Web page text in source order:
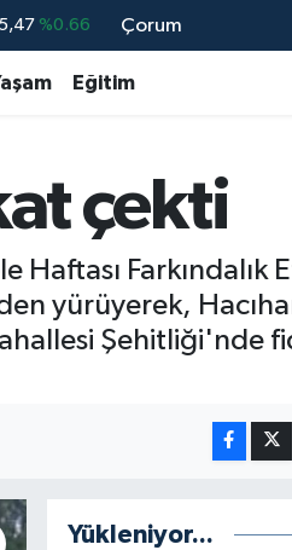
%0.06
%0.1
%0.39
13.703 %0
Çorum
Eğitim
çekti
Haftası Farkındalık
yürüyerek,
Şehitliği'nde
Yükleniyor...